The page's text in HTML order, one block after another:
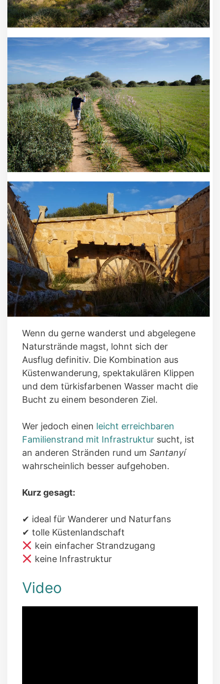
Wenn du gerne wanderst und abgelegene
Naturstrände magst, lohnt sich der
Ausflug definitiv. Die Kombination aus
Küstenwanderung, spektakulären Klippen
und dem türkisfarbenen Wasser macht die
Bucht zu einem besonderen Ziel.
Wer jedoch einen leicht erreichbaren
Familienstrand mit Infrastruktur sucht, ist
an anderen Stränden rund um Santanyí
wahrscheinlich besser aufgehoben.
Kurz gesagt:
✔ ideal für Wanderer und Naturfans
✔ tolle Küstenlandschaft
kein einfacher Strandzugang
keine Infrastruktur
Video